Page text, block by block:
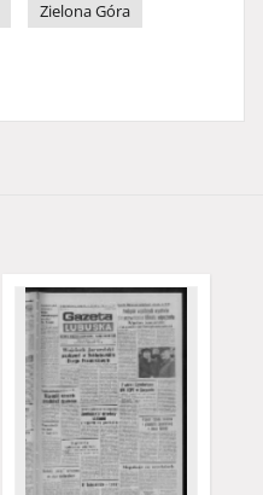
Zielona Góra